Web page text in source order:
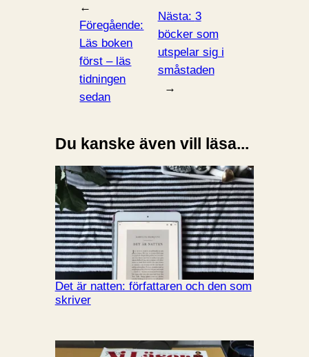
←
Föregående:
Läs boken
först – läs
tidningen
sedan
Nästa: 3
böcker som
utspelar sig i
småstaden
→
Du kanske även vill läsa...
Det är natten: författaren och den som
skriver